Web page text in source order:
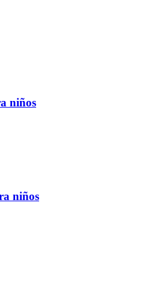
niños
niños